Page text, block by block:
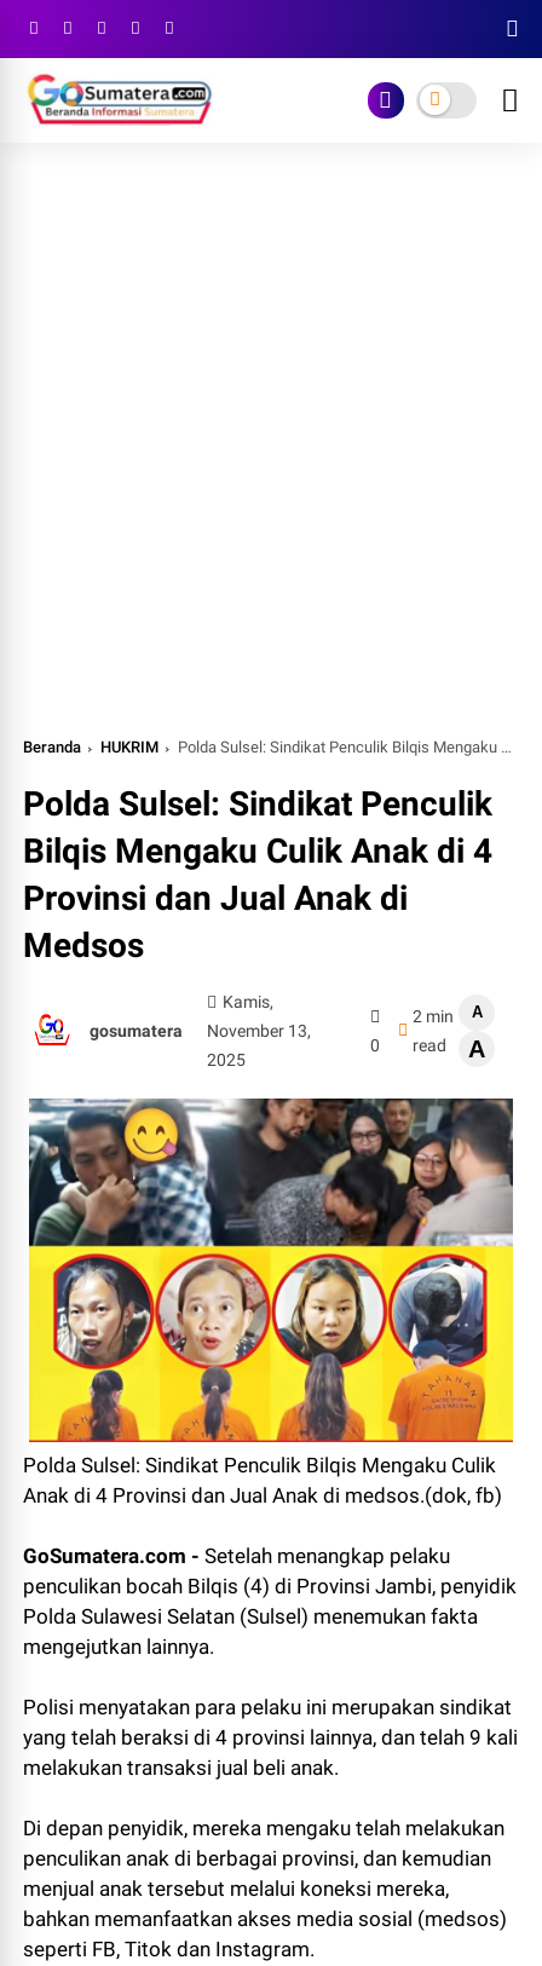
Beranda HUKRIM Polda Sulsel: Sindikat Penculik Bilqis Mengaku Culik Anak di 4 Provinsi dan Jual Anak di Medsos
Polda Sulsel: Sindikat Penculik
Bilqis Mengaku Culik Anak di 4
Provinsi dan Jual Anak di
Medsos
gosumatera
Kamis,
November 13,
2025
0
2 min
read
A
A
Polda Sulsel: Sindikat Penculik Bilqis Mengaku Culik
Anak di 4 Provinsi dan Jual Anak di medsos.(dok, fb)
GoSumatera.com -Setelah menangkap pelaku
penculikan bocah Bilqis (4) di Provinsi Jambi, penyidik
Polda Sulawesi Selatan (Sulsel) menemukan fakta
mengejutkan lainnya.
Polisi menyatakan para pelaku ini merupakan sindikat
yang telah beraksi di 4 provinsi lainnya, dan telah 9 kali
melakukan transaksi jual beli anak.
Di depan penyidik, mereka mengaku telah melakukan
penculikan anak di berbagai provinsi, dan kemudian
menjual anak tersebut melalui koneksi mereka,
bahkan memanfaatkan akses media sosial (medsos)
seperti FB, Titok dan Instagram.